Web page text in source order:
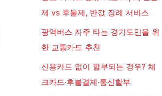
제 vs 후불제, 반값 장례 서비스
광역버스 자주 타는 경기도민을 위
한 교통카드 추천
신용카드 없이 할부되는 경우? 체
크카드·후불결제·통신할부